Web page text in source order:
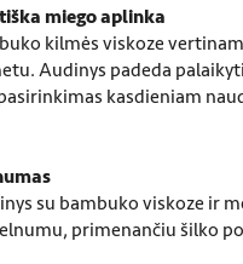
miego aplinka
kilmės viskoze
Audinys padeda
kasdieniam
su bambuko viskoze ir
primenančiu šilko